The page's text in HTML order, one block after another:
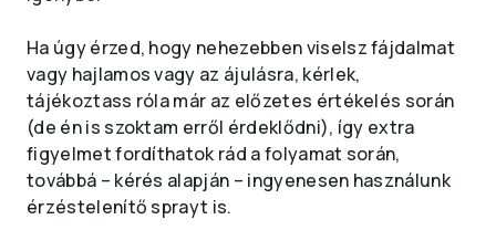
Ha úgy érzed, hogy nehezebben viselsz fájdalmat
vagy hajlamos vagy az ájulásra, kérlek,
tájékoztass róla már az előzetes értékelés során
(de én is szoktam erről érdeklődni), így extra
figyelmet fordíthatok rád a folyamat során,
továbbá – kérés alapján – ingyenesen használunk
érzéstelenítő sprayt is.